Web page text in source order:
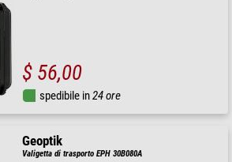
$ 56,00
spedibile in24 ore
Geoptik
Valigetta di trasporto EPH 30B080A